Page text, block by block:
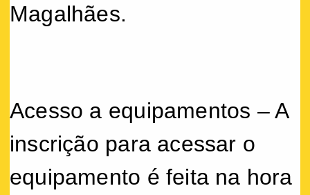
Magalhães.
Acesso a equipamentos – A
inscrição para acessar o
equipamento é feita na hora